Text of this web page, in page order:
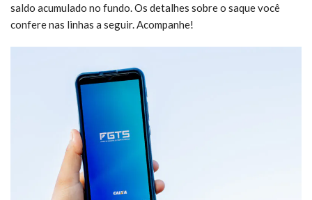
saldo acumulado no fundo. Os detalhes sobre o saque você
confere nas linhas a seguir. Acompanhe!